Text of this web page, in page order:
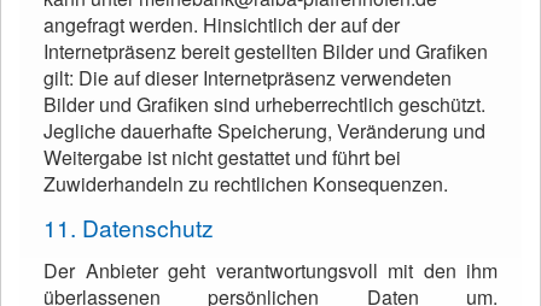
angefragt werden. Hinsichtlich der auf der
Internetpräsenz bereit gestellten Bilder und Grafiken
gilt: Die auf dieser Internetpräsenz verwendeten
Bilder und Grafiken sind urheberrechtlich geschützt.
Jegliche dauerhafte Speicherung, Veränderung und
Weitergabe ist nicht gestattet und führt bei
Zuwiderhandeln zu rechtlichen Konsequenzen.
11. Datenschutz
Der Anbieter geht verantwortungsvoll mit den ihm
überlassenen persönlichen Daten um.